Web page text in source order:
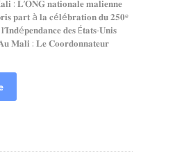
: 𝐋’𝐎𝐍𝐆 𝐧𝐚𝐭𝐢𝐨𝐧𝐚𝐥𝐞 𝐦𝐚𝐥𝐢𝐞𝐧𝐧𝐞
𝐩𝐚𝐫𝐭 à 𝐥𝐚 𝐜é𝐥é𝐛𝐫𝐚𝐭𝐢𝐨𝐧 𝐝𝐮 𝟐𝟓𝟎ᵉ
𝐝𝐞𝐬 É𝐭𝐚𝐭𝐬-𝐔𝐧𝐢𝐬
𝐌𝐚𝐥𝐢 : 𝐋𝐞 𝐂𝐨𝐨𝐫𝐝𝐨𝐧𝐧𝐚𝐭𝐞𝐮𝐫